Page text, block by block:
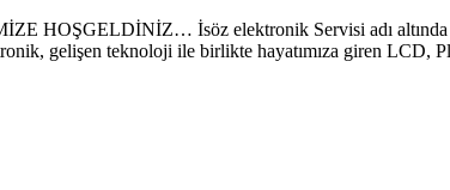
İsöz elektronik Servisi adı altında
gelişen teknoloji ile birlikte hayatımıza giren